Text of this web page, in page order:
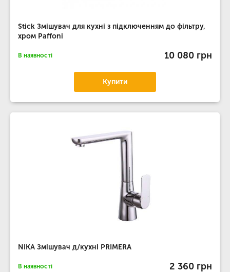
Stick Змішувач для кухні з підключенням до фільтру,
хром Paffoni
В наявності 10 080 грн
Купити
NIKA Змішувач д/кухні PRIMERA
В наявності 2 360 грн